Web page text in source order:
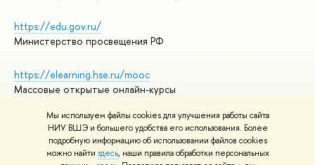
Мы используем файлы cookies для улучшения работы сайта
НИУ ВШЭ и большего удобства его использования. Более
подробную информацию об использовании файлов cookies
можно найти здесь, наши правила обработки персональных
https://edu.gov.ru/
Министерство просвещения РФ
https://elearning.hse.ru/mooc
Массовые открытые онлайн-курсы
© НИУ ВШЭ 1993–2026
Адреса и контакты
Условия использования материалов